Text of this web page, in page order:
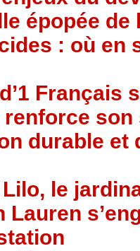
épopée de
: où en
Français
renforce
durable et
le
Lauren